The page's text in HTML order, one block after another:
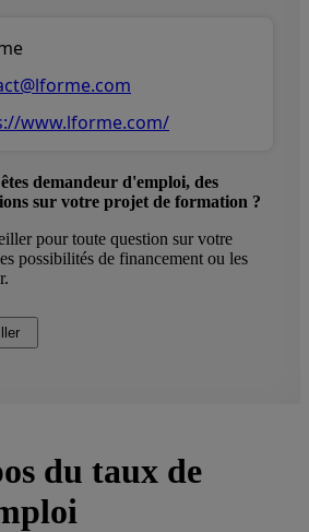
www.lforme.com/
demandeur d'emploi, des
sur votre projet de formation ?
pour toute question sur votre
possibilités de financement ou les
du taux de